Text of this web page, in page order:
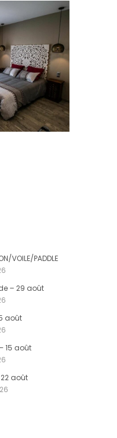
VOILE/PADDLE
– 29 août
août
15 août
août